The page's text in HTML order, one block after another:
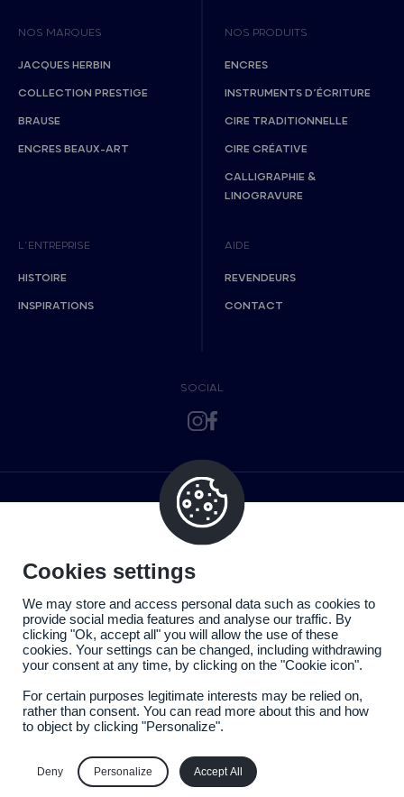
NOS MARQUES
JACQUES HERBIN
COLLECTION PRESTIGE
BRAUSE
ENCRES BEAUX-ART
NOS PRODUITS
ENCRES
INSTRUMENTS D’ÉCRITURE
CIRE TRADITIONNELLE
CIRE CRÉATIVE
CALLIGRAPHIE &
LINOGRAVURE
L’ENTREPRISE
HISTOIRE
INSPIRATIONS
AIDE
REVENDEURS
CONTACT
SOCIAL
Cookies settings
We may store and access personal data such as cookies to
provide social media features and analyse our traffic. By
clicking "Ok, accept all" you will allow the use of these
cookies. Your settings can be changed, including withdrawing
your consent at any time, by clicking on the "Cookie icon".
For certain purposes legitimate interests may be relied on,
rather than consent. You can read more about this and how
to object by clicking "Personalize".
Deny Personalize Accept All